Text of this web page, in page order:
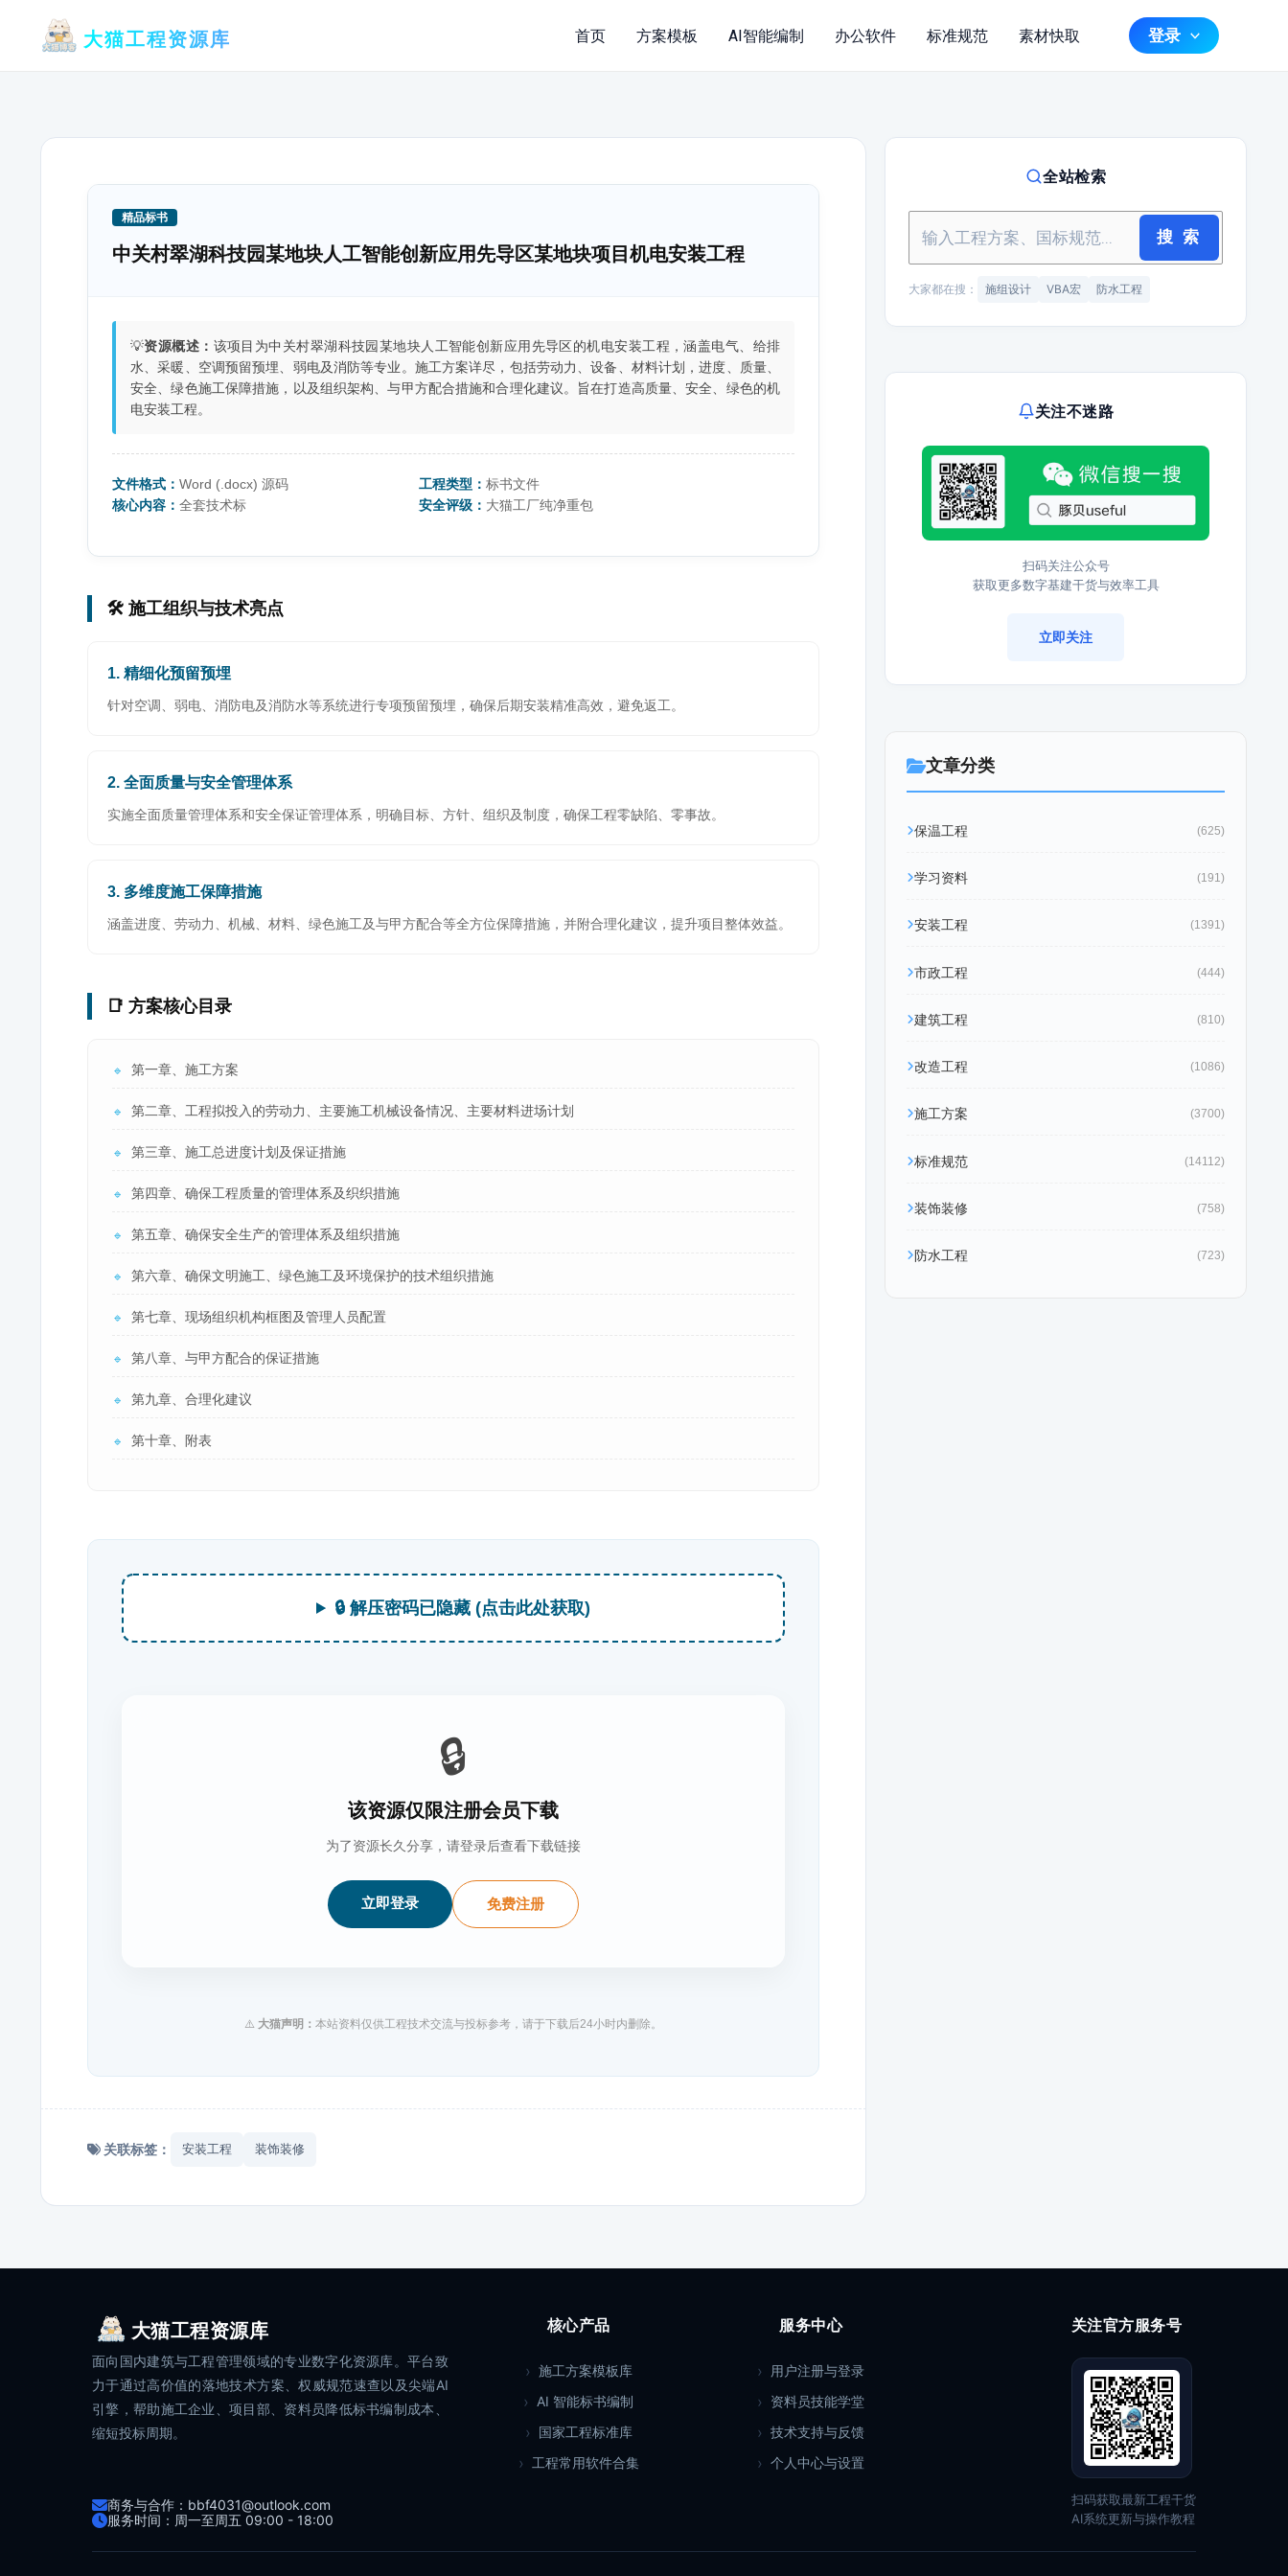
大猫工程资源库 首页 方案模板 AI智能编制 办公软件 标准规范 素材快取 登录
精品标书
中关村翠湖科技园某地块人工智能创新应用先导区某地块项目机电安装工程
💡资源概述： 该项目为中关村翠湖科技园某地块人工智能创新应用先导区的机电安装工程，涵盖电气、给排
水、采暖、空调预留预埋、弱电及消防等专业。施工方案详尽，包括劳动力、设备、材料计划，进度、质量、
安全、绿色施工保障措施，以及组织架构、与甲方配合措施和合理化建议。旨在打造高质量、安全、绿色的机
电安装工程。
文件格式： Word (.docx) 源码 工程类型：标书文件
核心内容： 全套技术标 安全评级： 大猫工厂纯净重包
🛠️ 施工组织与技术亮点
1. 精细化预留预埋
针对空调、弱电、消防电及消防水等系统进行专项预留预埋，确保后期安装精准高效，避免返工。
2. 全面质量与安全管理体系
实施全面质量管理体系和安全保证管理体系，明确目标、方针、组织及制度，确保工程零缺陷、零事故。
3. 多维度施工保障措施
涵盖进度、劳动力、机械、材料、绿色施工及与甲方配合等全方位保障措施，并附合理化建议，提升项目整体效益。
📑 方案核心目录
🔹 第一章、施工方案
🔹 第二章、工程拟投入的劳动力、主要施工机械设备情况、主要材料进场计划
🔹 第三章、施工总进度计划及保证措施
🔹 第四章、确保工程质量的管理体系及织织措施
🔹 第五章、确保安全生产的管理体系及组织措施
🔹 第六章、确保文明施工、绿色施工及环境保护的技术组织措施
🔹 第七章、现场组织机构框图及管理人员配置
🔹 第八章、与甲方配合的保证措施
🔹 第九章、合理化建议
🔹 第十章、附表
🔒 解压密码已隐藏 (点击此处获取)
🔒
该资源仅限注册会员下载
为了资源长久分享，请登录后查看下载链接
立即登录 免费注册
⚠️ 大猫声明： 本站资料仅供工程技术交流与投标参考，请于下载后24小时内删除。
关联标签： 安装工程 装饰装修
全站检索
搜 索
大家都在搜： 施组设计 VBA宏 防水工程
关注不迷路
扫码关注公众号
获取更多数字基建干货与效率工具
立即关注
文章分类
保温工程 (625)
学习资料 (191)
安装工程 (1391)
市政工程 (444)
建筑工程 (810)
改造工程 (1086)
施工方案 (3700)
标准规范 (14112)
装饰装修 (758)
防水工程 (723)
大猫工程资源库
面向国内建筑与工程管理领域的专业数字化资源库。平台致
力于通过高价值的落地技术方案、权威规范速查以及尖端AI
引擎，帮助施工企业、项目部、资料员降低标书编制成本、
缩短投标周期。
商务与合作：bbf4031@outlook.com
服务时间：周一至周五 09:00 - 18:00
核心产品
施工方案模板库
AI 智能标书编制
国家工程标准库
工程常用软件合集
服务中心
用户注册与登录
资料员技能学堂
技术支持与反馈
个人中心与设置
关注官方服务号
扫码获取最新工程干货
AI系统更新与操作教程